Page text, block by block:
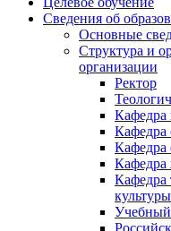
Сведения об
Основные
Структура и
организации
Ректор
Кафедра
Кафедра
Кафедра
Кафедра
Кафедра
культуры
Учебный